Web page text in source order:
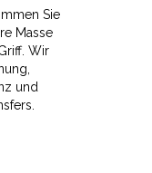
Sie
Masse
Wir
und